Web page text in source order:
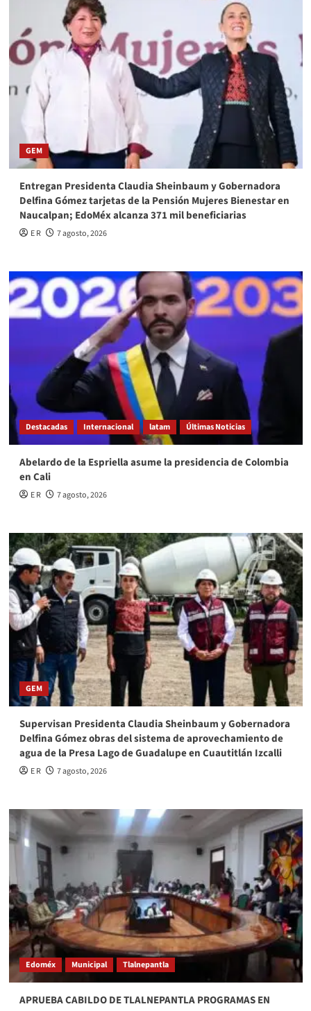
GEM
Entregan Presidenta Claudia Sheinbaum y Gobernadora
Delfina Gómez tarjetas de la Pensión Mujeres Bienestar en
Naucalpan; EdoMéx alcanza 371 mil beneficiarias
E R 7 agosto, 2026
Destacadas Internacional latam Últimas Noticias
Abelardo de la Espriella asume la presidencia de Colombia
en Cali
E R 7 agosto, 2026
GEM
Supervisan Presidenta Claudia Sheinbaum y Gobernadora
Delfina Gómez obras del sistema de aprovechamiento de
agua de la Presa Lago de Guadalupe en Cuautitlán Izcalli
E R 7 agosto, 2026
Edoméx Municipal Tlalnepantla
APRUEBA CABILDO DE TLALNEPANTLA PROGRAMAS EN